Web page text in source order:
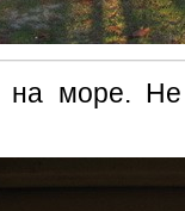
море. Не